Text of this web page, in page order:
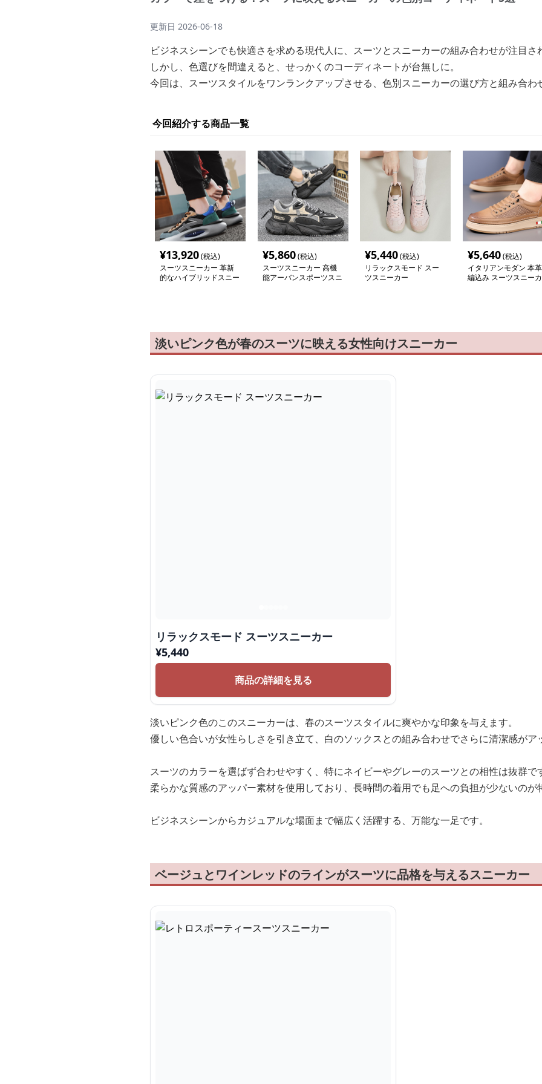
更新日 2026-06-18
ビジネスシーンでも快適さを求める現代人に、スーツとスニーカーの組み合わせが注目さ
しかし、色選びを間違えると、せっかくのコーディネートが台無しに。
今回は、スーツスタイルをワンランクアップさせる、色別スニーカーの選び方と組み合わ
今回紹介する商品一覧
¥13,920(税込)
スーツスニーカー 革新
的なハイブリッドスニー
¥5,860(税込)
スーツスニーカー 高機
能アーバンスポーツスニ
¥5,440(税込)
リラックスモード スー
ツスニーカー
¥5,640(税込)
イタリアンモダン 本革
編込み スーツスニーカ
淡いピンク色が春のスーツに映える女性向けスニーカー
リラックスモード スーツスニーカー
¥5,440
商品の詳細を見る
淡いピンク色のこのスニーカーは、春のスーツスタイルに爽やかな印象を与えます。
優しい色合いが女性らしさを引き立て、白のソックスとの組み合わせでさらに清潔感がア
スーツのカラーを選ばず合わせやすく、特にネイビーやグレーのスーツとの相性は抜群で
柔らかな質感のアッパー素材を使用しており、長時間の着用でも足への負担が少ないのが
ビジネスシーンからカジュアルな場面まで幅広く活躍する、万能な一足です。
ベージュとワインレッドのラインがスーツに品格を与えるスニーカー